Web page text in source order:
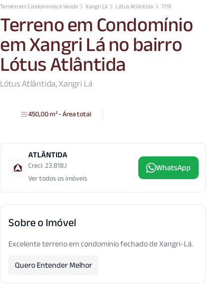
Terreno em Condomínios à Venda Xangri Lá Lótus Atlântida 7791
Terreno em Condomínio
em Xangri Lá no bairro
Lótus Atlântida
Lótus Atlântida, Xangri Lá
450,00 m² - Área total
ATLÂNTIDA
Creci: 23.818J
Ver todos os imóveis
WhatsApp
Sobre o Imóvel
Excelente terreno em condomínio fechado de Xangri-Lá.
Quero Entender Melhor